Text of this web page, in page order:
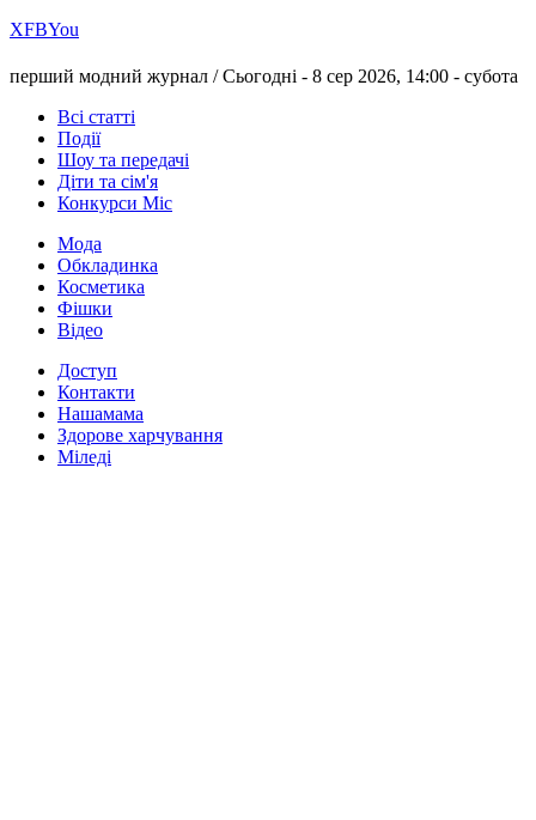
ХFBYou
перший модний журнал /Сьогодні - 8 сер 2026, 14:00 - субота
Всі статті
Події
Шоу та передачі
Діти та сім'я
Конкурси Міс
Мода
Обкладинка
Косметика
Фішки
Відео
Доступ
Контакти
Нашамама
Здорове харчування
Міледі